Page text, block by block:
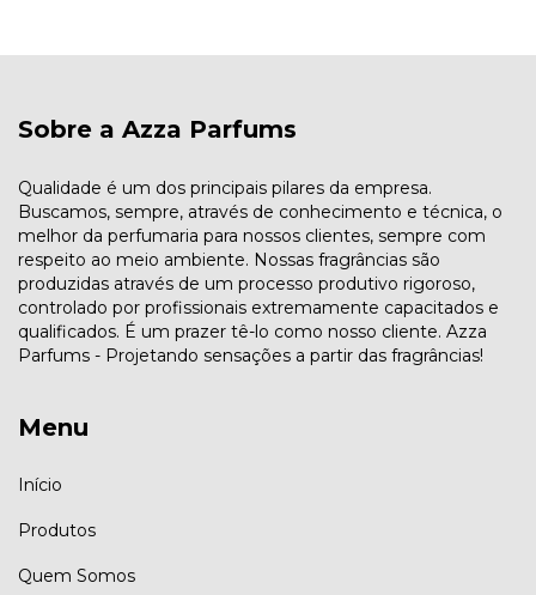
Sobre a Azza Parfums
Qualidade é um dos principais pilares da empresa.
Buscamos, sempre, através de conhecimento e técnica, o
melhor da perfumaria para nossos clientes, sempre com
respeito ao meio ambiente. Nossas fragrâncias são
produzidas através de um processo produtivo rigoroso,
controlado por profissionais extremamente capacitados e
qualificados. É um prazer tê-lo como nosso cliente. Azza
Parfums - Projetando sensações a partir das fragrâncias!
Menu
Início
Produtos
Quem Somos